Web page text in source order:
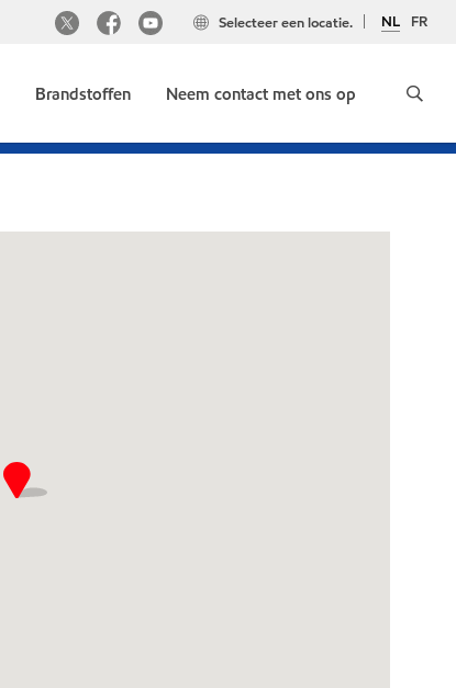
NL FR
Selecteer een locatie.
Brandstoffen Neem contact met ons op